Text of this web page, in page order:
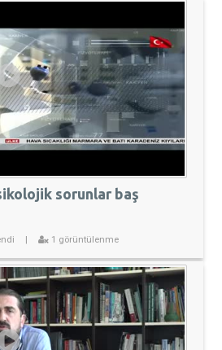
sorunlar baş
| 1 görüntülenme